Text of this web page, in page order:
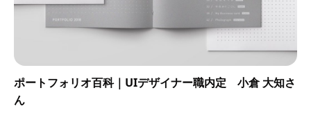
ポートフォリオ百科｜UIデザイナー職内定 小倉 大知さ
ん